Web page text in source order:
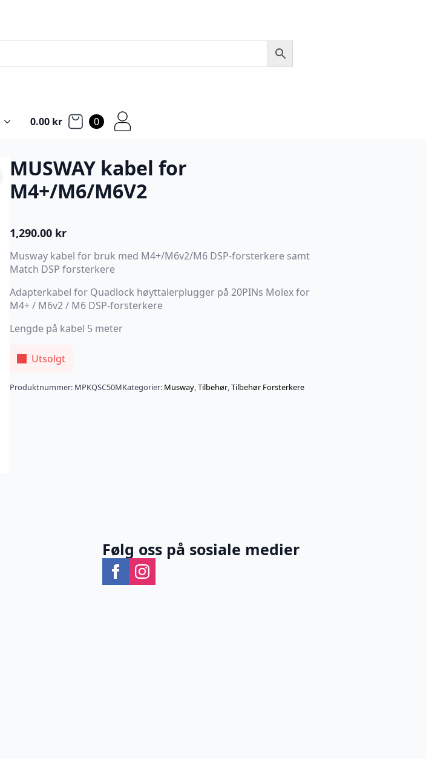
0.00 kr 0
MUSWAY kabel for
M4+/M6/M6V2
1,290.00 kr
Musway kabel for bruk med M4+/M6v2/M6 DSP-forsterkere samt
Match DSP forsterkere
Adapterkabel for Quadlock høyttalerplugger på 20PINs Molex for
M4+ / M6v2 / M6 DSP-forsterkere
Lengde på kabel 5 meter
Utsolgt
Produktnummer: MPKQSC50MKategorier: Musway,Tilbehør,Tilbehør Forsterkere
Følg oss på sosiale medier